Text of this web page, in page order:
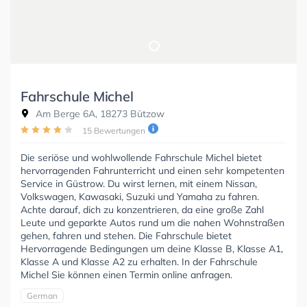
Fahrschule Michel
Am Berge 6A, 18273 Bützow
15 Bewertungen
Die seriöse und wohlwollende Fahrschule Michel bietet
hervorragenden Fahrunterricht und einen sehr kompetenten
Service in Güstrow. Du wirst lernen, mit einem Nissan,
Volkswagen, Kawasaki, Suzuki und Yamaha zu fahren.
Achte darauf, dich zu konzentrieren, da eine große Zahl
Leute und geparkte Autos rund um die nahen Wohnstraßen
gehen, fahren und stehen. Die Fahrschule bietet
Hervorragende Bedingungen um deine Klasse B, Klasse A1,
Klasse A und Klasse A2 zu erhalten. In der Fahrschule
Michel Sie können einen Termin online anfragen.
German